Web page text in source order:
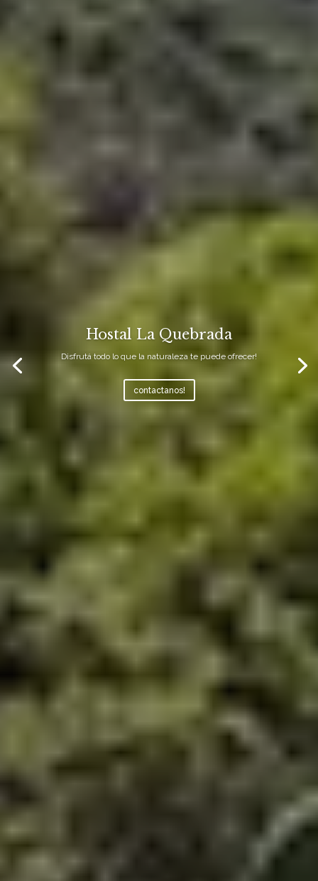
Hostal La Quebrada
Disfrutá todo lo que la naturaleza te puede ofrecer!
contactanos!